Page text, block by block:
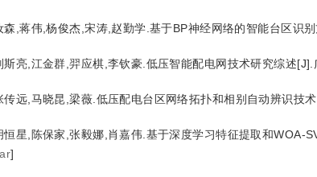
森,蒋伟,杨俊杰,宋涛,赵勤学.基于BP神经网络的智能台区识
斯亮,江金群,羿应棋,李钦豪.低压智能配电网技术研究综述[J].
传远,马晓昆,梁薇.低压配电台区网络拓扑和相别自动辨识技
恒星,陈保家,张毅娜,肖嘉伟.基于深度学习特征提取和WOA-
]